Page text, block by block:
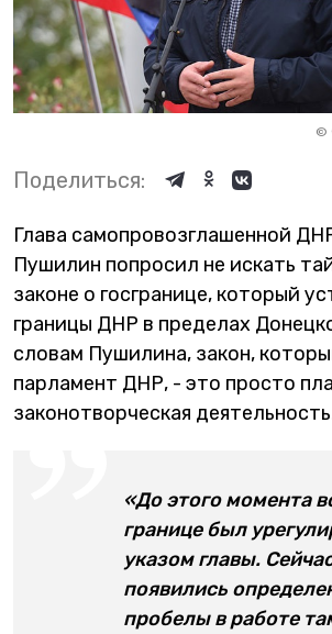
©
Поделиться:
Глава самопровозглашенной
Пушилин попросил не искать
законе о госгранице, который
границы ДНР в пределах
словам Пушилина, закон,
парламент ДНР, - это просто
законотворческая
«До этого момента
границе был
указом главы.
появились
пробелы в работе